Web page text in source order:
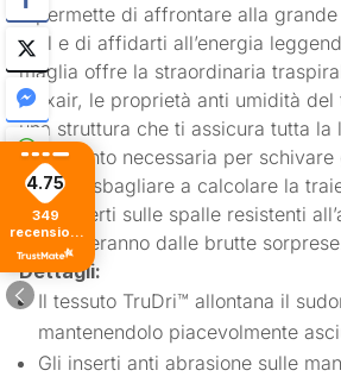
ti permette di affrontare alla
trail e di affidarti all’energia
maglia offre la straordinaria
Flexair, le proprietà anti umidità del
una struttura che ti assicura tutta la
movimento necessaria per
dovessi sbagliare a calcolare la
e gli inserti sulle spalle resistenti
proteggeranno dalle brutte
Dettagli:
Il tessuto TruDri™ allontana il
mantenendolo piacevolmente
Gli inserti anti abrasione sulle
4.75
349
recensioni
di tutti i